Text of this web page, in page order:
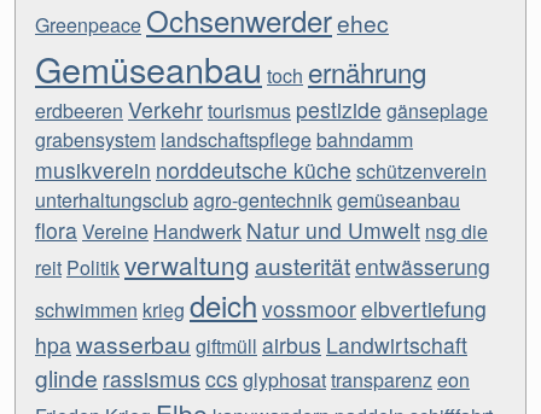
Greenpeace Ochsenwerderehec
Gemüseanbau toch ernährung
erdbeeren Verkehrtourismus pestizide gänseplage
grabensystem landschaftspflegebahndamm
musikverein norddeutsche küche schützenverein
unterhaltungsclubagro-gentechnikgemüseanbau
floraVereine Handwerk Natur und Umwelt nsg die
reit Politikverwaltungausteritätentwässerung
schwimmen krieg deich vossmoorelbvertiefung
hpawasserbau giftmüll airbus Landwirtschaft
glinde rassismus ccs glyphosattransparenzeon